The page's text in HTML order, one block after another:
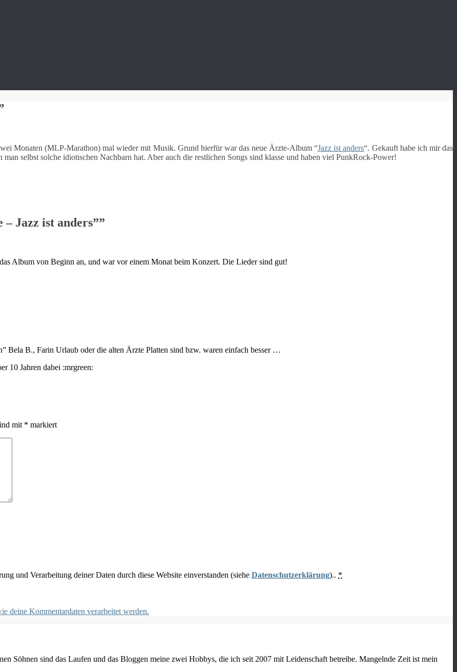
Monaten (MLP-Marathon) mal wieder mit Musik. Grund hierfür war das neue Ärzte-Album “Jazz ist anders“. Gekauft habe ich mir das
selbst solche idiotischen Nachbarn hat. Aber auch die restlichen Songs sind klasse und haben viel PunkRock-Power!
Jazz ist anders””
Album von Beginn an, und war vor einem Monat beim Konzert. Die Lieder sind gut!
Bela B., Farin Urlaub oder die alten Ärzte Platten sind bzw. waren einfach besser …
10 Jahren dabei :mrgreen:
mit * markiert
und Verarbeitung deiner Daten durch diese Website einverstanden (siehe Datenschutzerklärung).. *
deine Kommentardaten verarbeitet werden.
Söhnen sind das Laufen und das Bloggen meine zwei Hobbys, die ich seit 2007 mit Leidenschaft betreibe. Mangelnde Zeit ist mein